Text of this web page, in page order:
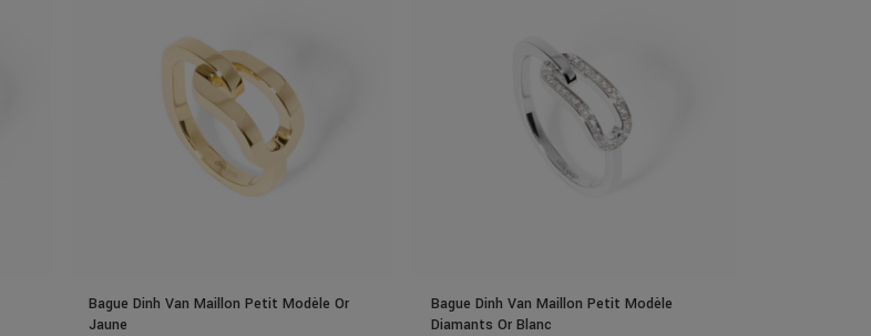
Bague Dinh Van Maillon Petit Modèle Or
Jaune
Bague Dinh Van Maillon Petit Modèle
Diamants Or Blanc